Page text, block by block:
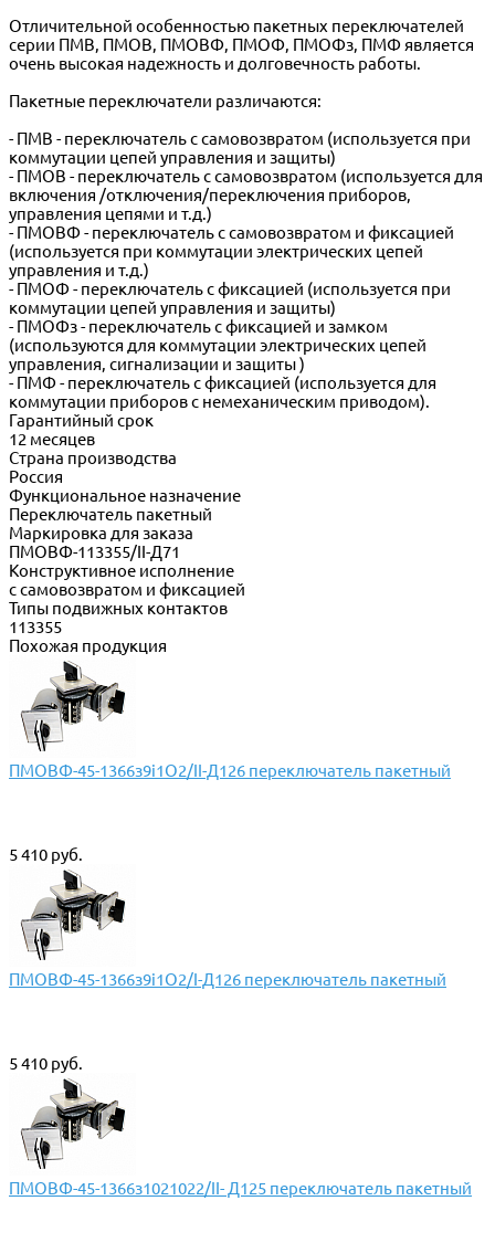
Отличительной особенностью пакетных переключателей
серии ПМВ, ПМОВ, ПМОВФ, ПМОФ, ПМОФз, ПМФ является
очень высокая надежность и долговечность работы.
Пакетные переключатели различаются:
- ПМВ - переключатель с самовозвратом (используется при
коммутации цепей управления и защиты)
- ПМОВ - переключатель с самовозвратом (используется для
включения /отключения/переключения приборов,
управления цепями и т.д.)
- ПМОВФ - переключатель с самовозвратом и фиксацией
(используется при коммутации электрических цепей
управления и т.д.)
- ПМОФ - переключатель с фиксацией (используется при
коммутации цепей управления и защиты)
- ПМОФз - переключатель с фиксацией и замком
(используются для коммутации электрических цепей
управления, сигнализации и защиты )
- ПМФ - переключатель с фиксацией (используется для
коммутации приборов с немеханическим приводом).
Гарантийный срок
12 месяцев
Страна производства
Россия
Функциональное назначение
Переключатель пакетный
Маркировка для заказа
ПМОВФ-113355/II-Д71
Конструктивное исполнение
с самовозвратом и фиксацией
Типы подвижных контактов
113355
Похожая продукция
ПМОВФ-45-1366з9i1О2/II-Д126 переключатель пакетный
5 410 руб.
ПМОВФ-45-1366з9i1О2/I-Д126 переключатель пакетный
5 410 руб.
ПМОВФ-45-1366з1021022/II- Д125 переключатель пакетный